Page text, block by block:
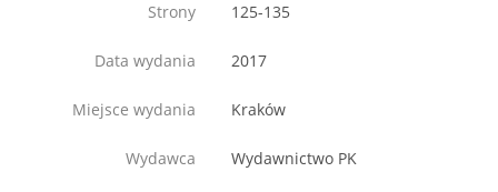
Strony 125-135
Data wydania 2017
Miejsce wydania Kraków
Wydawca Wydawnictwo PK